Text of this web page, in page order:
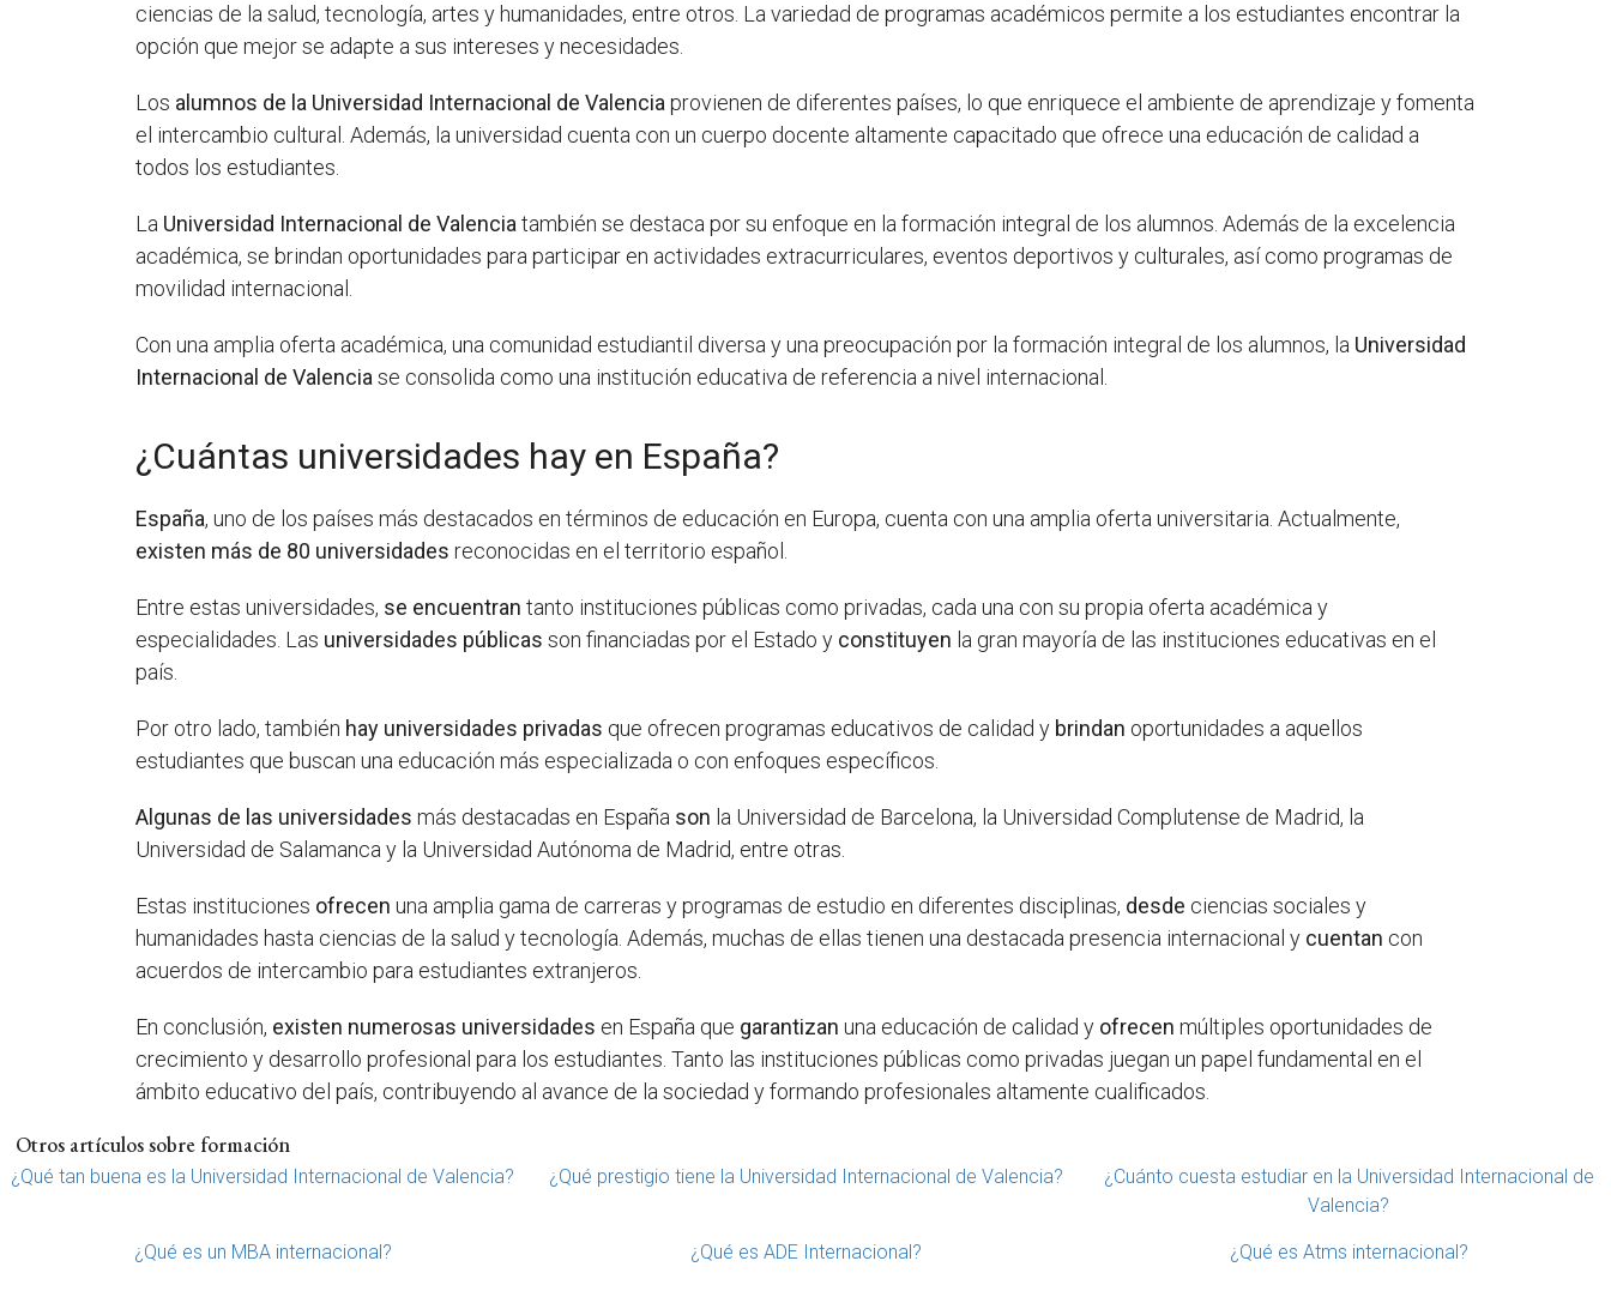
ciencias de la salud, tecnología, artes y humanidades, entre otros. La variedad de programas académicos permite a los estudiantes encontrar la
opción que mejor se adapte a sus intereses y necesidades.
Los alumnos de la Universidad Internacional de Valenciaprovienen de diferentes países, lo que enriquece el ambiente de aprendizaje y fomenta
el intercambio cultural. Además, la universidad cuenta con un cuerpo docente altamente capacitado que ofrece una educación de calidad a
todos los estudiantes.
La Universidad Internacional de Valenciatambién se destaca por su enfoque en la formación integral de los alumnos. Además de la excelencia
académica, se brindan oportunidades para participar en actividades extracurriculares, eventos deportivos y culturales, así como programas de
movilidad internacional.
Con una amplia oferta académica, una comunidad estudiantil diversa y una preocupación por la formación integral de los alumnos, la Universidad
Internacional de Valenciase consolida como una institución educativa de referencia a nivel internacional.
¿Cuántas universidades hay en España?
España, uno de los países más destacados en términos de educación en Europa, cuenta con una amplia oferta universitaria. Actualmente,
existen más de 80 universidades reconocidas en el territorio español.
Entre estas universidades, se encuentran tanto instituciones públicas como privadas, cada una con su propia oferta académica y
especialidades. Las universidades públicas son financiadas por el Estado y constituyen la gran mayoría de las instituciones educativas en el
país.
Por otro lado, también hay universidades privadas que ofrecen programas educativos de calidad y brindan oportunidades a aquellos
estudiantes que buscan una educación más especializada o con enfoques específicos.
Algunas de las universidades más destacadas en España son la Universidad de Barcelona, la Universidad Complutense de Madrid, la
Universidad de Salamanca y la Universidad Autónoma de Madrid, entre otras.
Estas instituciones ofrecen una amplia gama de carreras y programas de estudio en diferentes disciplinas, desde ciencias sociales y
humanidades hasta ciencias de la salud y tecnología. Además, muchas de ellas tienen una destacada presencia internacional y cuentan con
acuerdos de intercambio para estudiantes extranjeros.
En conclusión, existen numerosas universidades en España que garantizan una educación de calidad y ofrecen múltiples oportunidades de
crecimiento y desarrollo profesional para los estudiantes. Tanto las instituciones públicas como privadas juegan un papel fundamental en el
ámbito educativo del país, contribuyendo al avance de la sociedad y formando profesionales altamente cualificados.
Otros artículos sobre formación
¿Qué tan buena es la Universidad Internacional de Valencia? ¿Qué prestigio tiene la Universidad Internacional de Valencia?
¿Cuánto cuesta estudiar en la Universidad Internacional de
Valencia?
¿Qué es un MBA internacional? ¿Qué es ADE Internacional? ¿Qué es Atms internacional?